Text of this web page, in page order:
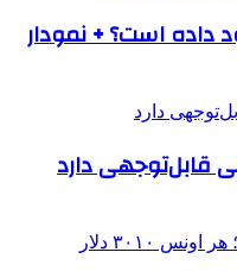
داده است؟ + نمودار
قابل‌توجهی دارد